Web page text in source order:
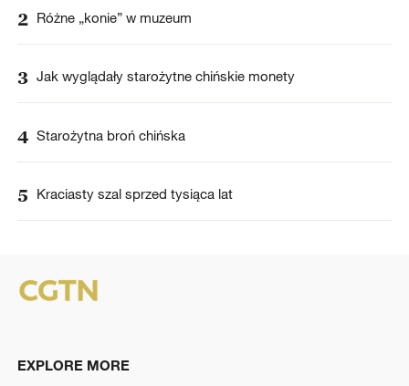
2 Różne „konie” w muzeum
3 Jak wyglądały starożytne chińskie monety
4 Starożytna broń chińska
5 Kraciasty szal sprzed tysiąca lat
EXPLORE MORE